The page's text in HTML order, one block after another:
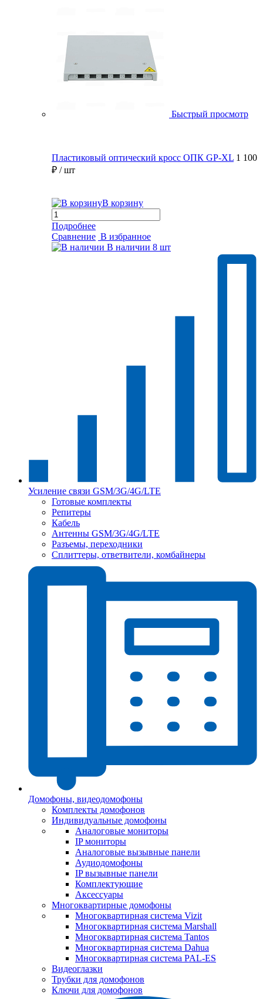
Быстрый просмотр
Пластиковый оптический кросс ОПК GP-XL 1 100
₽ / шт
В корзину
Подробнее
Сравнение В избранное
В наличии 8 шт
Усиление связи GSM/3G/4G/LTE
Готовые комплекты
Репитеры
Кабель
Антенны GSM/3G/4G/LTE
Разъемы, переходники
Сплиттеры, ответвители, комбайнеры
Домофоны, видеодомофоны
Комплекты домофонов
Индивидуальные домофоны
Аналоговые мониторы
IP мониторы
Аналоговые вызывные панели
Аудиодомофоны
IP вызывные панели
Комплектующие
Аксессуары
Многоквартирные домофоны
Многоквартирная система Vizit
Многоквартирная система Marshall
Многоквартирная система Tantos
Многоквартирная система Dahua
Многоквартирная система PAL-ES
Видеоглазки
Трубки для домофонов
Ключи для домофонов